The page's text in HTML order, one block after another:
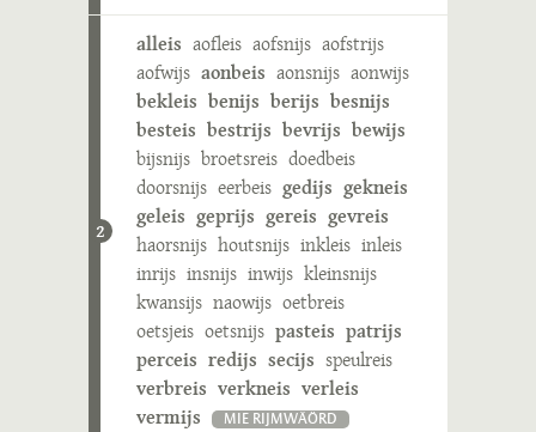
2
alleis aofleis aofsnijs aofstrijs
aofwijs aonbeis aonsnijs aonwijs
bekleis benijs berijs besnijs
besteis bestrijs bevrijs bewijs
bijsnijs broetsreis doedbeis
doorsnijs eerbeis gedijs gekneis
geleis geprijs gereis gevreis
haorsnijs houtsnijs inkleis inleis
inrijs insnijs inwijs kleinsnijs
kwansijs naowijs oetbreis
oetsjeis oetsnijs pasteis patrijs
perceis redijs secijs speulreis
verbreis verkneis verleis
vermijs
MIE RIJMWÄÖRD